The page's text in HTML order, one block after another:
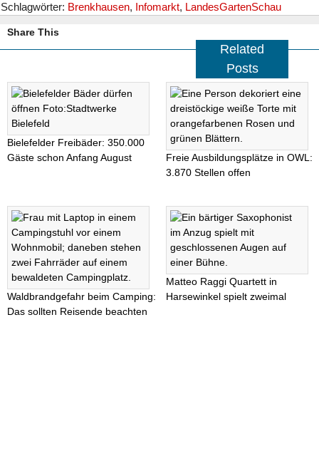
Schlagwörter: Brenkhausen, Infomarkt, LandesGartenSchau
Share This
Related
Posts
Bielefelder Freibäder: 350.000
Gäste schon Anfang August
Freie Ausbildungsplätze in OWL:
3.870 Stellen offen
Waldbrandgefahr beim Camping:
Das sollten Reisende beachten
Matteo Raggi Quartett in
Harsewinkel spielt zweimal